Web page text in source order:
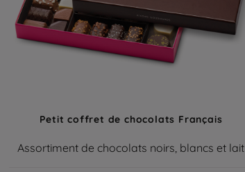
Petit coffret de chocolats Français
Assortiment de chocolats noirs, blancs et lait